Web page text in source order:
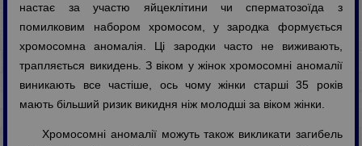
настає за участю яйцеклітини чи сперматозоїда з
помилковим набором хромосом, у зародка формується
хромосомна аномалія. Ці зародки часто не виживають,
трапляється викидень. З віком у жінок хромосомні аномалії
виникають все частіше, ось чому жінки старші 35 років
мають більший ризик викидня ніж молодші за віком жінки.
Хромосомні аномалії можуть також викликати загибель